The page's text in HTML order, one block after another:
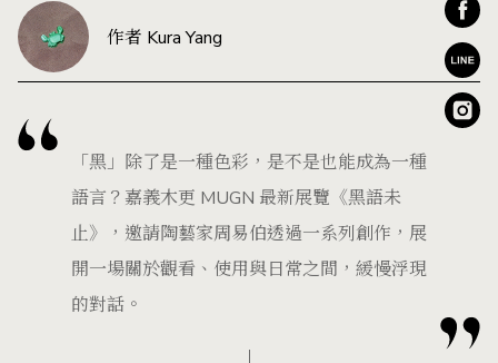
作者 Kura Yang
「黑」除了是一種色彩，是不是也能成為一種
語言？嘉義木更 MUGN 最新展覽《黑語未
止》，邀請陶藝家周易伯透過一系列創作，展
開一場關於觀看、使用與日常之間，緩慢浮現
的對話。